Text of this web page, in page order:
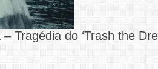
Tragédia do ‘Trash the